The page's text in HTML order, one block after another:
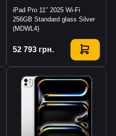
iPad Pro 11″ 2025 Wi-Fi
256GB Standard glass Silver
(MDWL4)
52 793 грн.
Купити